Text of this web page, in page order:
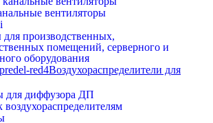
вентиляторы
производственных,
помещений, серверного и
оборудования
Воздухораспределители для